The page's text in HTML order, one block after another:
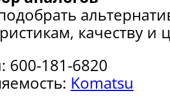
качеству
600-181-6820
Komatsu